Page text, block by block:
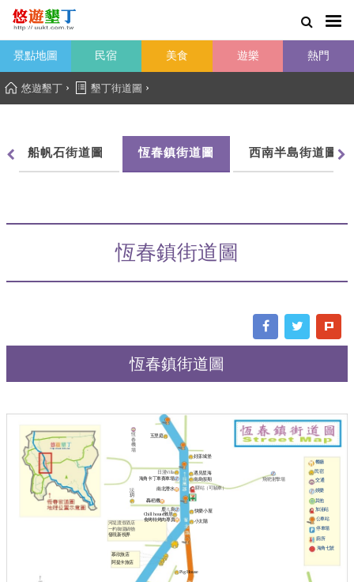
景點地圖 民宿 美食 遊樂 熱門
悠遊墾丁 › 墾丁街道圖 ›
船帆石街道圖 恆春鎮街道圖 西南半島街道圖
恆春鎮街道圖
恆春鎮街道圖
五里庭
餐廳
民宿
交通
娛樂
其他
加油站
公車站
停車場
廁所
海角七號
飛靶射擊場
驛站（可驗車）
南北潛水
小太陽
食烤特烤肉專賣
Pig House
轟稻機
發現新視界
好漾城堡
海角卡丁車賽車場
慕欣旅店
遇見星海
河堤渡假酒店
恆
春
機
場
鹿ㄦ島
Chill house懶居
南島假期
阿提卡旅店
沄
玥
快樂小屋
日漫Villa
一杓御湯鍋物